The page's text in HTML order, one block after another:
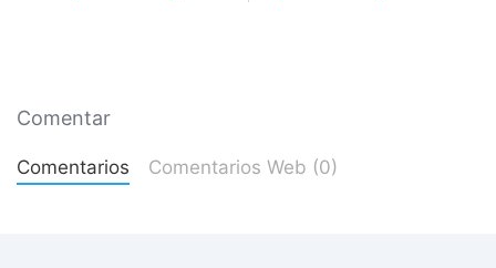
Comentar
Comentarios Comentarios Web (0)